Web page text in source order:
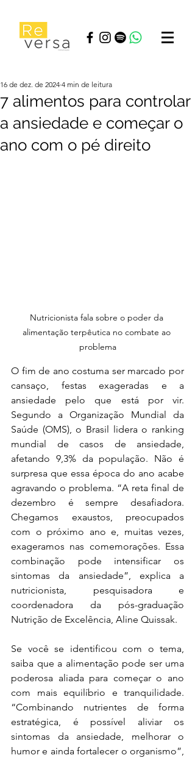
7 alimentos para controlar
a ansiedade e começar o
ano com o pé direito
16 de dez. de 2024 4 min de leitura
Nutricionista fala sobre o poder da
alimentação terpêutica no combate ao
problema
O fim de ano costuma ser marcado por
cansaço, festas exageradas e a
ansiedade pelo que está por vir.
Segundo a Organização Mundial da
Saúde (OMS), o Brasil lidera o ranking
mundial de casos de ansiedade,
afetando 9,3% da população. Não é
surpresa que essa época do ano acabe
agravando o problema. “A reta final de
dezembro é sempre desafiadora.
Chegamos exaustos, preocupados
com o próximo ano e, muitas vezes,
exageramos nas comemorações. Essa
combinação pode intensificar os
sintomas da ansiedade”, explica a
nutricionista, pesquisadora e
coordenadora da pós-graduação
Nutrição de Excelência, Aline Quissak.
Se você se identificou com o tema,
saiba que a alimentação pode ser uma
poderosa aliada para começar o ano
com mais equilíbrio e tranquilidade.
“Combinando nutrientes de forma
estratégica, é possível aliviar os
sintomas da ansiedade, melhorar o
humor e ainda fortalecer o organismo”,